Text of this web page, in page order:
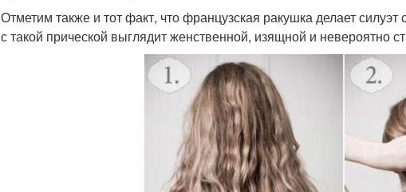
Отметим также и тот факт, что французская ракушка делает
с такой прической выглядит женственной, изящной и невероятно